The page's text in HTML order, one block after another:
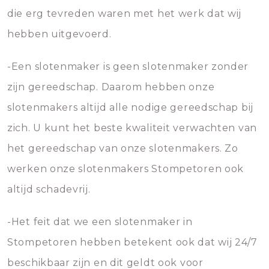
die erg tevreden waren met het werk dat wij
hebben uitgevoerd.
-Een slotenmaker is geen slotenmaker zonder
zijn gereedschap. Daarom hebben onze
slotenmakers altijd alle nodige gereedschap bij
zich. U kunt het beste kwaliteit verwachten van
het gereedschap van onze slotenmakers. Zo
werken onze slotenmakers Stompetoren ook
altijd schadevrij.
-Het feit dat we een slotenmaker in
Stompetoren hebben betekent ook dat wij 24/7
beschikbaar zijn en dit geldt ook voor